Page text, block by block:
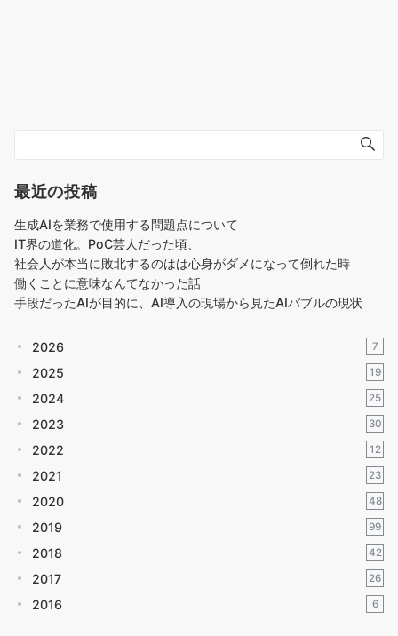
最近の投稿
生成AIを業務で使用する問題点について
IT界の道化。PoC芸人だった頃、
社会人が本当に敗北するのはは心身がダメになって倒れた時
働くことに意味なんてなかった話
手段だったAIが目的に、AI導入の現場から見たAIバブルの現状
2026 7
2025 19
2024 25
2023 30
2022 12
2021 23
2020 48
2019 99
2018 42
2017 26
2016 6